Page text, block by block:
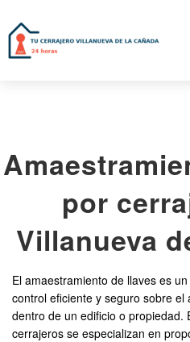
919931749
CERRAJEROS VILLANUEVA
SERVICIOS
CONTACTAR
por
Villanueva
El amaestramiento de llaves es
control eficiente y seguro sobre
dentro de un edificio o propiedad.
cerrajeros se especializan en